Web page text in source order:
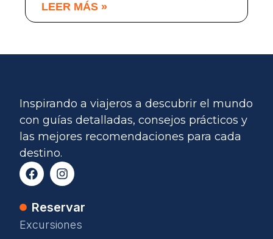
LEER MÁS »
Inspirando a viajeros a descubrir el mundo
con guías detalladas, consejos prácticos y
las mejores recomendaciones para cada
destino.
Reservar
Excursiones